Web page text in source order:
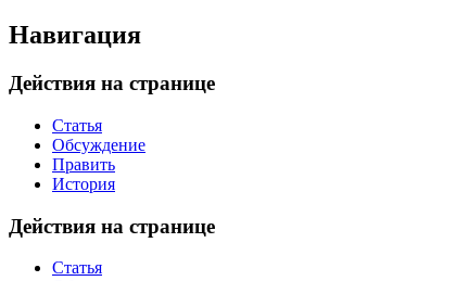
Навигация
Действия на странице
Статья
Обсуждение
Править
История
Действия на странице
Статья